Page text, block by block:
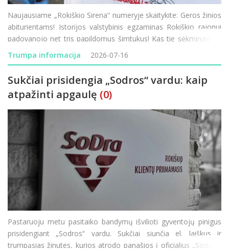
Naujausiame „Rokiškio Sirena“ numeryje skaitykite: Geros žinios
abiturientams! Istorijos valstybinis egzaminas Rokiškio rajonui
padovanojo net tris papildomus šimtukus! Kas tie sėkmingieji ir
kaip sekėsi kitiems mūsų krašto moksleiviams? Mados
naujienos mi
Trumpa informacija 2026-07-16
Sukčiai prisidengia „Sodros“ vardu: kaip
atpažinti apgaulę (0)
Pastaruoju metu pasitaiko bandymų išvilioti gyventojų pinigus
prisidengiant „Sodros“ vardu. Sukčiai siunčia el. laiškus ir
trumpąsias žinutes, kurios atrodo panašios į oficialius „Sodros“